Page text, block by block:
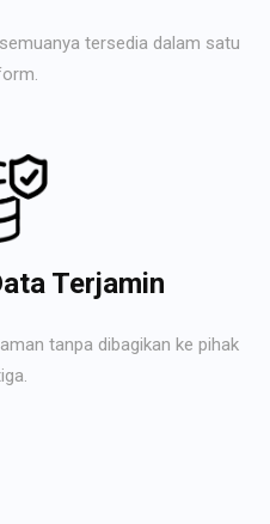
tersedia dalam satu
Terjamin
tanpa dibagikan ke pihak